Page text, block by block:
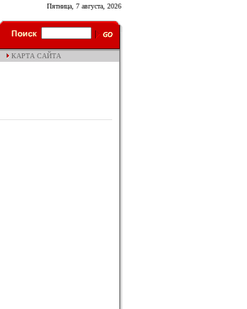
Пятница, 7 августа, 2026
КАРТА САЙТА